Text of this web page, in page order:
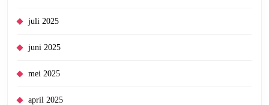
juli 2025
juni 2025
mei 2025
april 2025